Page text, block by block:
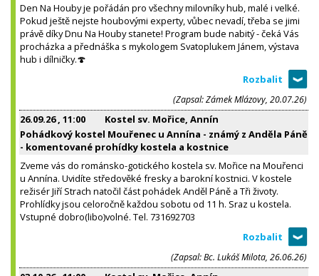
Den Na Houby je pořádán pro všechny milovníky hub, malé i velké.
Pokud ještě nejste houbovými experty, vůbec nevadí, třeba se jimi
právě díky Dnu Na Houby stanete! Program bude nabitý - čeká Vás
procházka a přednáška s mykologem Svatoplukem Jánem, výstava
hub i dílničky.🍄
(Zapsal: Zámek Mlázovy, 20.07.26)
26.09.26, 11:00
Kostel sv. Mořice, Annín
Pohádkový kostel Mouřenec u Annína - známý z Anděla Páně
- komentované prohídky kostela a kostnice
Zveme vás do románsko-gotického kostela sv. Mořice na Mouřenci
u Annína. Uvidíte středověké fresky a barokní kostnici. V kostele
režisér Jiří Strach natočil část pohádek Anděl Páně a Tři životy.
Prohlídky jsou celoročně každou sobotu od 11 h. Sraz u kostela.
Vstupné dobro(libo)volné. Tel. 731692703
(Zapsal: Bc. Lukáš Milota, 26.06.26)